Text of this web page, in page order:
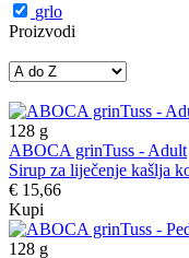
grlo
Proizvodi
128 g
ABOCA grinTuss - Adult
Sirup za liječenje kašlja
€ 15,66
Kupi
128 g